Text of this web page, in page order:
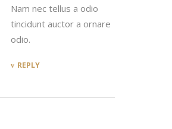
Nam nec tellus a odio
tincidunt auctor a ornare
odio.
REPLY